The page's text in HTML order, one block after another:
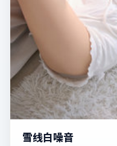
雪线白噪音